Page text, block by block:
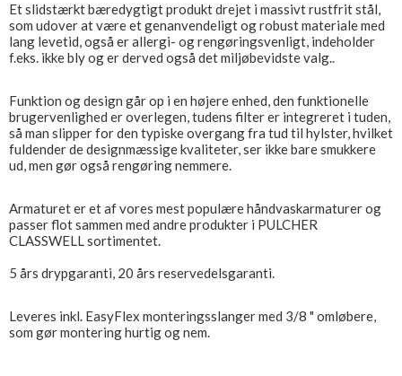
Et slidstærkt bæredygtigt produkt drejet i massivt rustfrit stål,
som udover at være et genanvendeligt og robust materiale med
lang levetid, også er allergi- og rengøringsvenligt, indeholder
f.eks. ikke bly og er derved også det miljøbevidste valg..
Funktion og design går op i en højere enhed, den funktionelle
brugervenlighed er overlegen, tudens filter er integreret i tuden,
så man slipper for den typiske overgang fra tud til hylster, hvilket
fuldender de designmæssige kvaliteter, ser ikke bare smukkere
ud, men gør også rengøring nemmere.
Armaturet er et af vores mest populære håndvaskarmaturer og
passer flot sammen med andre produkter i PULCHER
CLASSWELL sortimentet.
5 års drypgaranti, 20 års reservedelsgaranti.
Leveres inkl. EasyFlex monteringsslanger med 3/8 " omløbere,
som gør montering hurtig og nem.